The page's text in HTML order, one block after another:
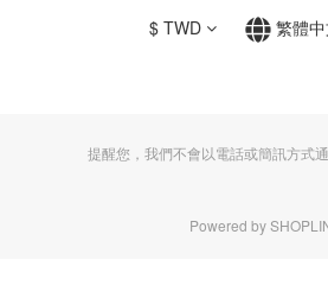
$ TWD 繁體
提醒您，我們不會以電話或簡訊方式通
Powered by